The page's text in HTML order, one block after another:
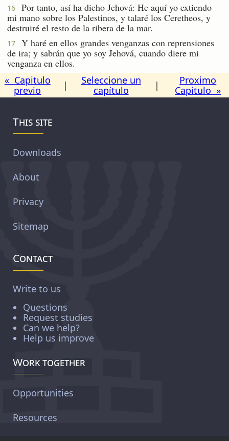
16
Por tanto, así ha dicho Jehová: He aquí yo extiendo
mi mano sobre los Palestinos, y talaré los Ceretheos, y
destruiré el resto de la ribera de la mar.
17
Y haré en ellos grandes venganzas con reprensiones
de ira; y sabrán que yo soy Jehová, cuando diere mi
venganza en ellos.
« Capitulo
previo
|
Seleccione un
capítulo
|
Proximo
Capitulo »
This site
Downloads
About
Privacy
Sitemap
Contact
Write to us
Questions
Request studies
Can we help?
Help us improve
Work together
Opportunities
Resources